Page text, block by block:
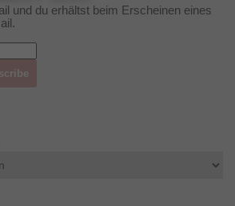
und du erhältst beim Erscheinen eines